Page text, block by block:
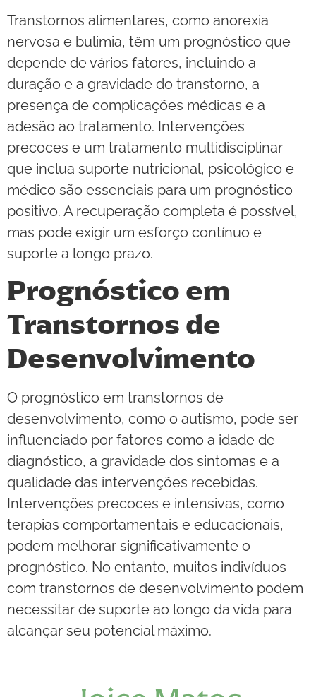
Transtornos alimentares, como anorexia
nervosa e bulimia, têm um prognóstico que
depende de vários fatores, incluindo a
duração e a gravidade do transtorno, a
presença de complicações médicas e a
adesão ao tratamento. Intervenções
precoces e um tratamento multidisciplinar
que inclua suporte nutricional, psicológico e
médico são essenciais para um prognóstico
positivo. A recuperação completa é possível,
mas pode exigir um esforço contínuo e
suporte a longo prazo.
Prognóstico em
Transtornos de
Desenvolvimento
O prognóstico em transtornos de
desenvolvimento, como o autismo, pode ser
influenciado por fatores como a idade de
diagnóstico, a gravidade dos sintomas e a
qualidade das intervenções recebidas.
Intervenções precoces e intensivas, como
terapias comportamentais e educacionais,
podem melhorar significativamente o
prognóstico. No entanto, muitos indivíduos
com transtornos de desenvolvimento podem
necessitar de suporte ao longo da vida para
alcançar seu potencial máximo.